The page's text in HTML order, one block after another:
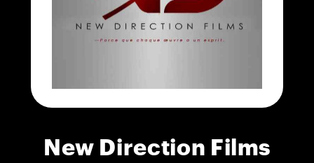
New Direction Films